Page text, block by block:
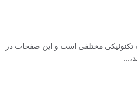
مختلفی است و این صفحات در